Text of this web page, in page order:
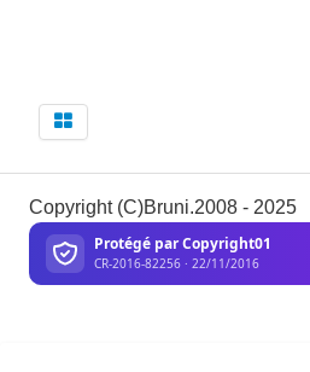
Copyright (C)Bruni.2008 - 2025